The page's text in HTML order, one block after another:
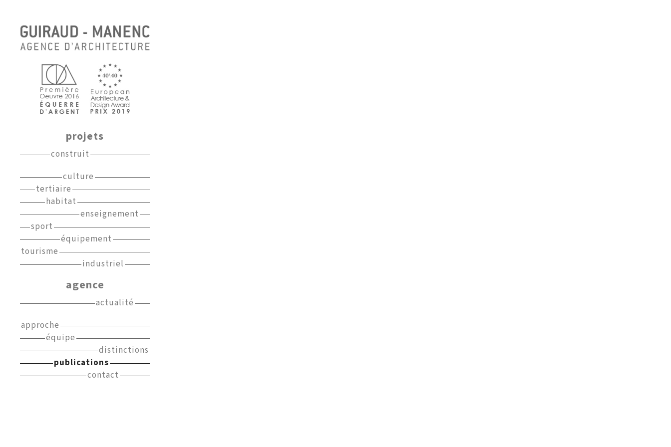
projets
construit
culture
tertiaire
habitat
enseignement
sport
équipement
tourisme
industriel
agence
actualité
approche
équipe
distinctions
publications
contact